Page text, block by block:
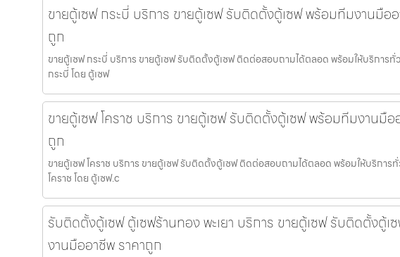
ขายตู้เซฟ กระบี่ บริการ ขายตู้เซฟ รับติดตั้งตู้เซฟ พร้อมทีมงานมือ
ถูก
ขายตู้เซฟ กระบี่ บริการ ขายตู้เซฟ รับติดตั้งตู้เซฟ ติดต่อสอบถามได้ตลอด พร้อมให้บริการทั่
กระบี่ โดย ตู้เซฟ
ขายตู้เซฟ โคราช บริการ ขายตู้เซฟ รับติดตั้งตู้เซฟ พร้อมทีมงานมือ
ถูก
ขายตู้เซฟ โคราช บริการ ขายตู้เซฟ รับติดตั้งตู้เซฟ ติดต่อสอบถามได้ตลอด พร้อมให้บริการ
โคราช โดย ตู้เซฟ.c
รับติดตั้งตู้เซฟ ตู้เซฟร้านทอง พะเยา บริการ ขายตู้เซฟ รับติดตั้งตู้
งานมืออาชีพ ราคาถูก